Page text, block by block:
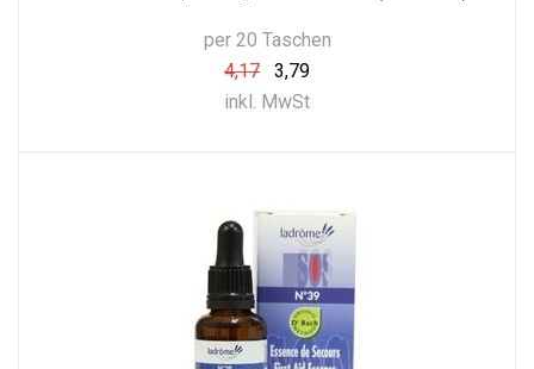
per 20 Taschen
4,17
3,79
inkl. MwSt